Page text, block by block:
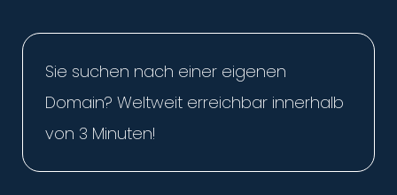
Sie suchen nach einer eigenen
Domain? Weltweit erreichbar innerhalb
von 3 Minuten!